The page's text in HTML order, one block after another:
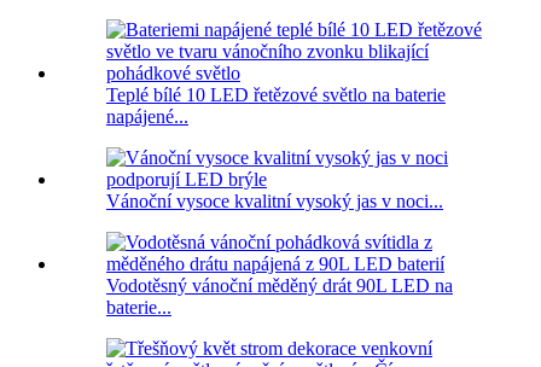
Teplé bílé 10 LED řetězové světlo na baterie
napájené...
Vánoční vysoce kvalitní vysoký jas v noci...
Vodotěsný vánoční měděný drát 90L LED na
baterie...